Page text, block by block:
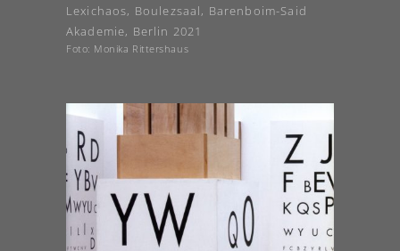
Lexichaos, Boulezsaal, Barenboim-Said
Akademie, Berlin 2021
Foto: Monika Rittershaus